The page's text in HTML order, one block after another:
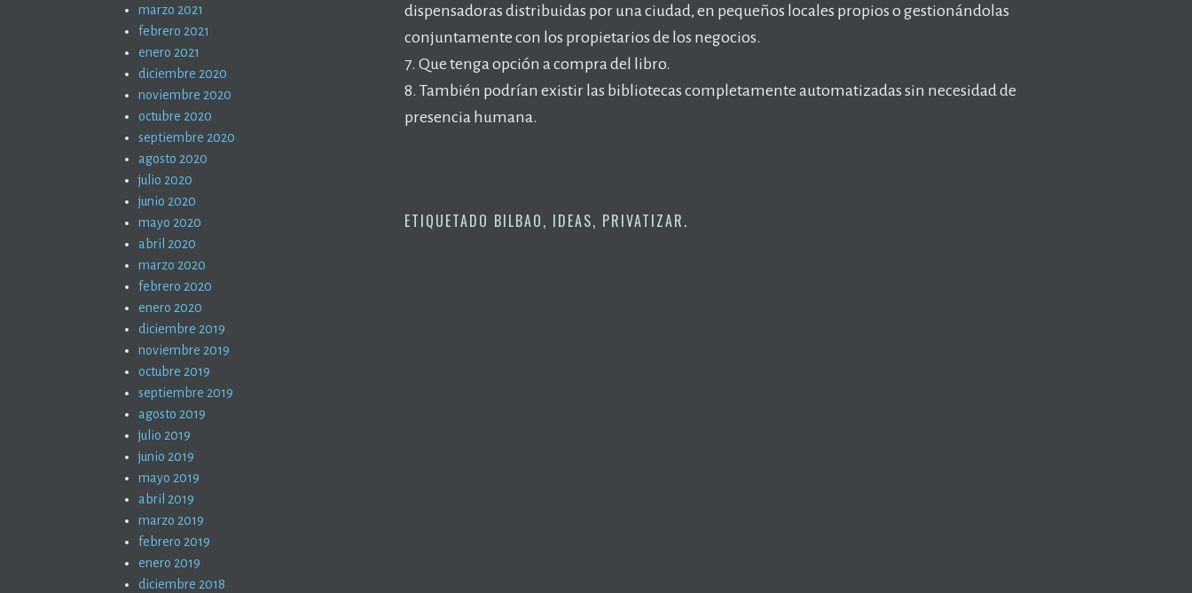
dispensadoras distribuidas por una ciudad, en pequeños locales propios o gestionándolas
conjuntamente con los propietarios de los negocios.
7. Que tenga opción a compra del libro.
8. También podrían existir las bibliotecas completamente automatizadas sin necesidad de
presencia humana.
ETIQUETADO BILBAO, IDEAS, PRIVATIZAR.
marzo 2021
febrero 2021
enero 2021
diciembre 2020
noviembre 2020
octubre 2020
septiembre 2020
agosto 2020
julio 2020
junio 2020
mayo 2020
abril 2020
marzo 2020
febrero 2020
enero 2020
diciembre 2019
noviembre 2019
octubre 2019
septiembre 2019
agosto 2019
julio 2019
junio 2019
mayo 2019
abril 2019
marzo 2019
febrero 2019
enero 2019
diciembre 2018